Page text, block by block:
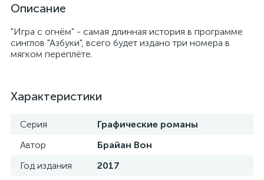
Описание
"Игра с огнём" - самая длинная история в программе
синглов "Азбуки", всего будет издано три номера в
мягком переплёте.
Характеристики
Серия
Графические романы
Автор
Брайан Вон
Год издания
2017